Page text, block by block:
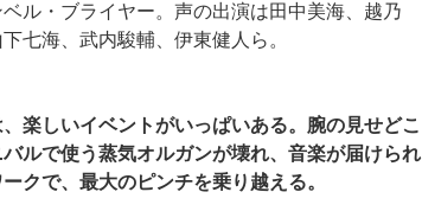
ル・ブライヤー。声の出演は田中美海、越乃
七海、武内駿輔、伊東健人ら。
楽しいイベントがいっぱいある。腕の見せどこ
ルで使う蒸気オルガンが壊れ、音楽が届けられ
クで、最大のピンチを乗り越える。